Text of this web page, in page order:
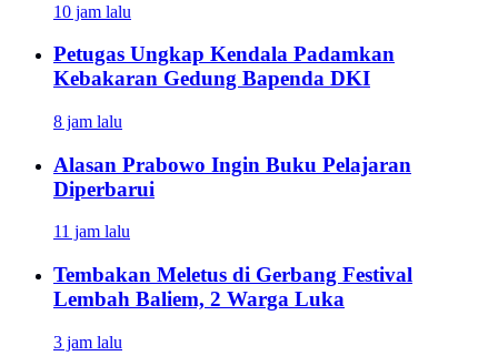
10 jam lalu
Petugas Ungkap Kendala Padamkan
Kebakaran Gedung Bapenda DKI
8 jam lalu
Alasan Prabowo Ingin Buku Pelajaran
Diperbarui
11 jam lalu
Tembakan Meletus di Gerbang Festival
Lembah Baliem, 2 Warga Luka
3 jam lalu